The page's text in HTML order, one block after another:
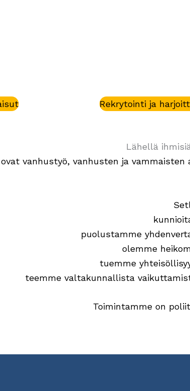
Rekrytointi ja
Lähellä
vanhustyö, vanhusten ja
puolustamme
olemme
tuemme
teemme valtakunnallista
Toimintamme on